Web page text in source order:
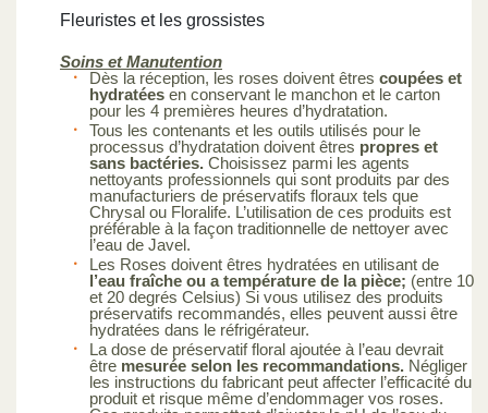
Fleuristes et les grossistes
Soins et Manutention
Dès la réception, les roses doivent êtres coupées et
hydratées en conservant le manchon et le carton
pour les 4 premières heures d’hydratation.
Tous les contenants et les outils utilisés pour le
processus d’hydratation doivent êtres propres et
sans bactéries. Choisissez parmi les agents
nettoyants professionnels qui sont produits par des
manufacturiers de préservatifs floraux tels que
Chrysal ou Floralife. L’utilisation de ces produits est
préférable à la façon traditionnelle de nettoyer avec
l’eau de Javel.
Les Roses doivent êtres hydratées en utilisant de
l’eau fraîche ou a température de la pièce; (entre 10
et 20 degrés Celsius) Si vous utilisez des produits
préservatifs recommandés, elles peuvent aussi être
hydratées dans le réfrigérateur.
La dose de préservatif floral ajoutée à l’eau devrait
être mesurée selon les recommandations. Négliger
les instructions du fabricant peut affecter l’efficacité du
produit et risque même d’endommager vos roses.